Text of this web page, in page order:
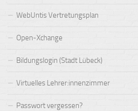
WebUntis Vertretungsplan
Open-Xchange
Bildungslogin (Stadt Lübeck)
Virtuelles Lehrer:innenzimmer
Passwort vergessen?